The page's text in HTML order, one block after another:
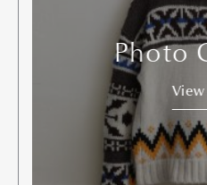
Photo
View